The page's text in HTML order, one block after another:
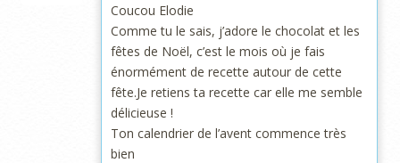
Coucou Elodie
Comme tu le sais, j’adore le chocolat et les
fêtes de Noël, c’est le mois où je fais
énormément de recette autour de cette
fête.Je retiens ta recette car elle me semble
délicieuse !
Ton calendrier de l’avent commence très
bien